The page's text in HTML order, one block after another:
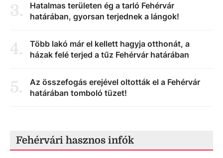
3.
Hatalmas területen ég a tarló Fehérvár
határában, gyorsan terjednek a lángok!
4.
Több lakó már el kellett hagyja otthonát, a
házak felé terjed a tűz Fehérvár határában
5.
Az összefogás erejével oltották el a Fehérvár
határában tomboló tüzet!
Fehérvári hasznos infók